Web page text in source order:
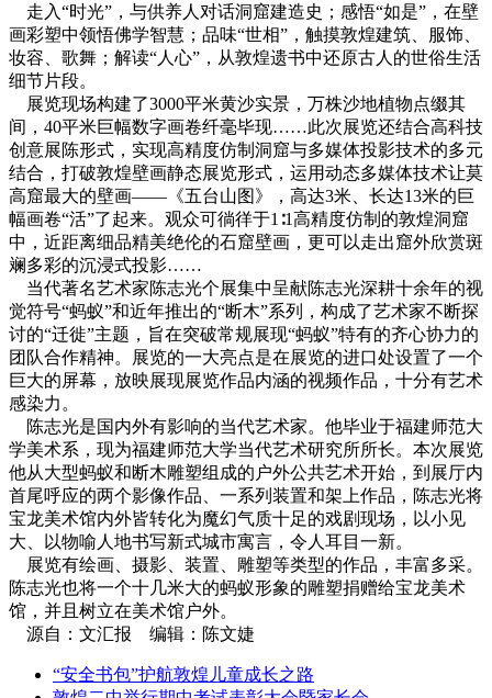
走入“时光”，与供养人对话洞窟建造史；感悟“如是”，在壁
画彩塑中领悟佛学智慧；品味“世相”，触摸敦煌建筑、服饰、
妆容、歌舞；解读“人心”，从敦煌遗书中还原古人的世俗生活
细节片段。
展览现场构建了3000平米黄沙实景，万株沙地植物点缀其
间，40平米巨幅数字画卷纤毫毕现……此次展览还结合高科技
创意展陈形式，实现高精度仿制洞窟与多媒体投影技术的多元
结合，打破敦煌壁画静态展览形式，运用动态多媒体技术让莫
高窟最大的壁画——《五台山图》，高达3米、长达13米的巨
幅画卷“活”了起来。观众可徜徉于1∶1高精度仿制的敦煌洞窟
中，近距离细品精美绝伦的石窟壁画，更可以走出窟外欣赏斑
斓多彩的沉浸式投影……
当代著名艺术家陈志光个展集中呈献陈志光深耕十余年的视
觉符号“蚂蚁”和近年推出的“断木”系列，构成了艺术家不断探
讨的“迁徙”主题，旨在突破常规展现“蚂蚁”特有的齐心协力的
团队合作精神。展览的一大亮点是在展览的进口处设置了一个
巨大的屏幕，放映展现展览作品内涵的视频作品，十分有艺术
感染力。
陈志光是国内外有影响的当代艺术家。他毕业于福建师范大
学美术系，现为福建师范大学当代艺术研究所所长。本次展览
他从大型蚂蚁和断木雕塑组成的户外公共艺术开始，到展厅内
首尾呼应的两个影像作品、一系列装置和架上作品，陈志光将
宝龙美术馆内外皆转化为魔幻气质十足的戏剧现场，以小见
大、以物喻人地书写新式城市寓言，令人耳目一新。
展览有绘画、摄影、装置、雕塑等类型的作品，丰富多采。
陈志光也将一个十几米大的蚂蚁形象的雕塑捐赠给宝龙美术
馆，并且树立在美术馆户外。
源自：文汇报 编辑：陈文婕
“安全书包”护航敦煌儿童成长之路